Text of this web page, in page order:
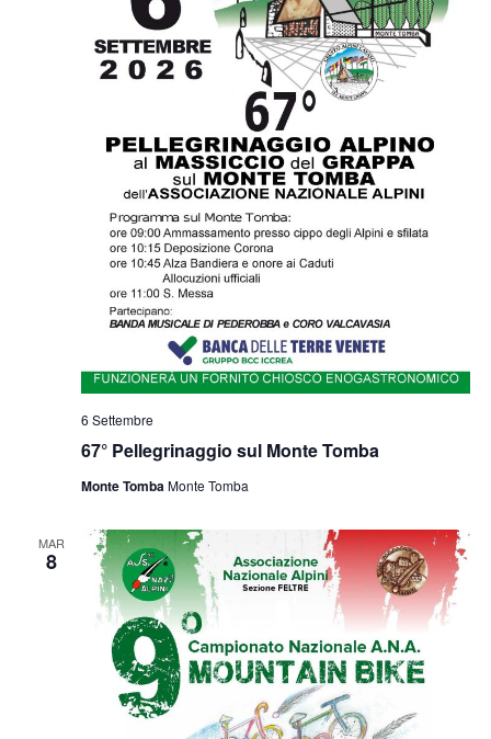
67° Pellegrinaggio sul Monte Tomba
6 Settembre
Monte TombaMonte Tomba
MAR
8